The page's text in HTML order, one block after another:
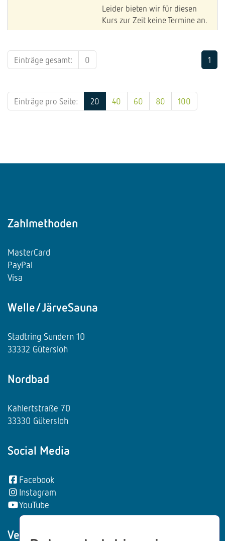
Leider bieten wir für diesen
Kurs zur Zeit keine Termine an.
1
Einträge gesamt: 0
Einträge pro Seite: 20 40 60 80 100
Zahlmethoden
MasterCard
PayPal
Visa
Welle/JärveSauna
Stadtring Sundern 10
33332 Gütersloh
Nordbad
Kahlertstraße 70
33330 Gütersloh
Social Media
Facebook
Instagram
YouTube
Vertrag wiederrufen: